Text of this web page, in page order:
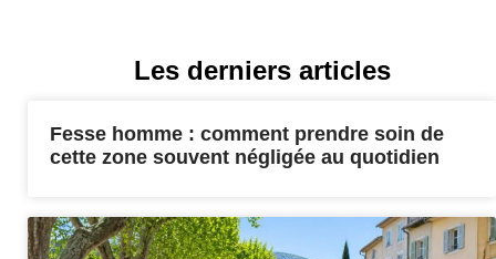
Les derniers articles
Fesse homme : comment prendre soin de
cette zone souvent négligée au quotidien